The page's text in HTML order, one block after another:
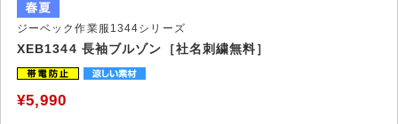
ジーベック作業服1344シリーズ
XEB1344 長袖ブルゾン［社名刺繍無料］
¥5,990